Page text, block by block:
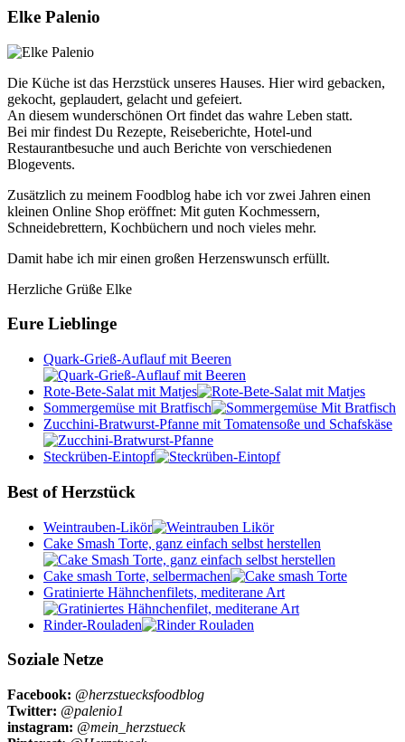
Elke Palenio
Die Küche ist das Herzstück unseres Hauses. Hier wird gebacken,
gekocht, geplaudert, gelacht und gefeiert.
An diesem wunderschönen Ort findet das wahre Leben statt.
Bei mir findest Du Rezepte, Reiseberichte, Hotel-und
Restaurantbesuche und auch Berichte von verschiedenen
Blogevents.
Zusätzlich zu meinem Foodblog habe ich vor zwei Jahren einen
kleinen Online Shop eröffnet: Mit guten Kochmessern,
Schneidebrettern, Kochbüchern und noch vieles mehr.
Damit habe ich mir einen großen Herzenswunsch erfüllt.
Herzliche Grüße Elke
Eure Lieblinge
Quark-Grieß-Auflauf mit Beeren
Rote-Bete-Salat mit Matjes
Sommergemüse mit Bratfisch
Zucchini-Bratwurst-Pfanne mit Tomatensoße und Schafskäse
Steckrüben-Eintopf
Best of Herzstück
Weintrauben-Likör
Cake Smash Torte, ganz einfach selbst herstellen
Cake smash Torte, selbermachen
Gratinierte Hähnchenfilets, mediterane Art
Rinder-Rouladen
Soziale Netze
Facebook: @herzstuecksfoodblog
Twitter: @palenio1
instagram: @mein_herzstueck